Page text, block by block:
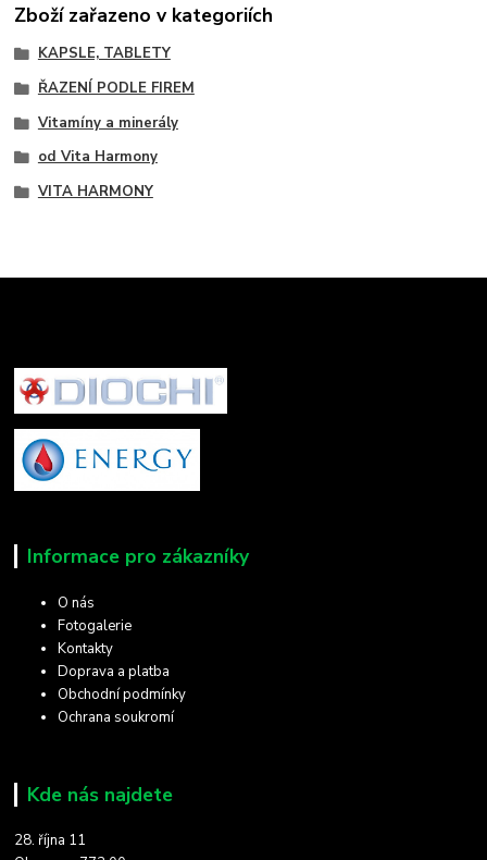
Zboží zařazeno v kategoriích
KAPSLE, TABLETY
ŘAZENÍ PODLE FIREM
Vitamíny a minerály
od Vita Harmony
VITA HARMONY
Informace pro zákazníky
O nás
Fotogalerie
Kontakty
Doprava a platba
Obchodní podmínky
Ochrana soukromí
Kde nás najdete
28. října 11